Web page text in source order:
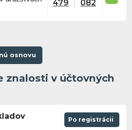
479 082
osnovu
znalosti v účtovných
Po registrácii